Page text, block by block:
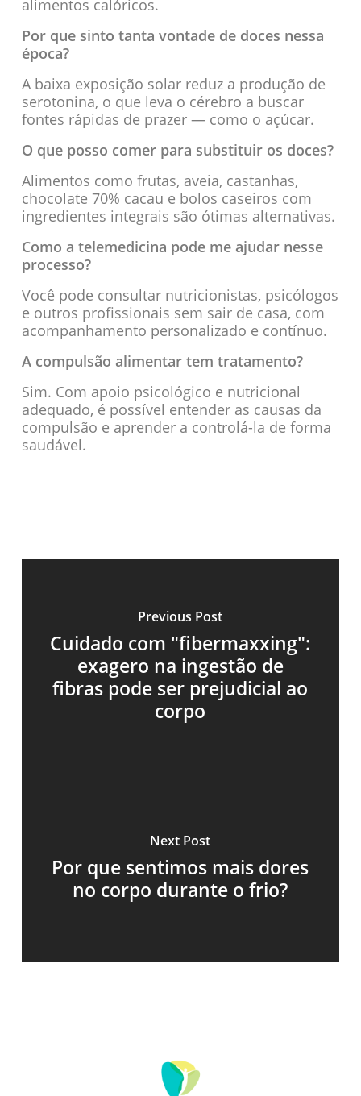
alimentos calóricos.
Por que sinto tanta vontade de doces nessa
época?
A baixa exposição solar reduz a produção de
serotonina, o que leva o cérebro a buscar
fontes rápidas de prazer — como o açúcar.
O que posso comer para substituir os doces?
Alimentos como frutas, aveia, castanhas,
chocolate 70% cacau e bolos caseiros com
ingredientes integrais são ótimas alternativas.
Como a telemedicina pode me ajudar nesse
processo?
Você pode consultar nutricionistas, psicólogos
e outros profissionais sem sair de casa, com
acompanhamento personalizado e contínuo.
A compulsão alimentar tem tratamento?
Sim. Com apoio psicológico e nutricional
adequado, é possível entender as causas da
compulsão e aprender a controlá-la de forma
saudável.
Previous Post
Cuidado com "fibermaxxing":
exagero na ingestão de
fibras pode ser prejudicial ao
corpo
Next Post
Por que sentimos mais dores
no corpo durante o frio?